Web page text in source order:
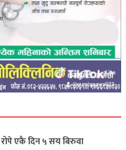
रोपे एकै दिन ५ सय बिरुवा